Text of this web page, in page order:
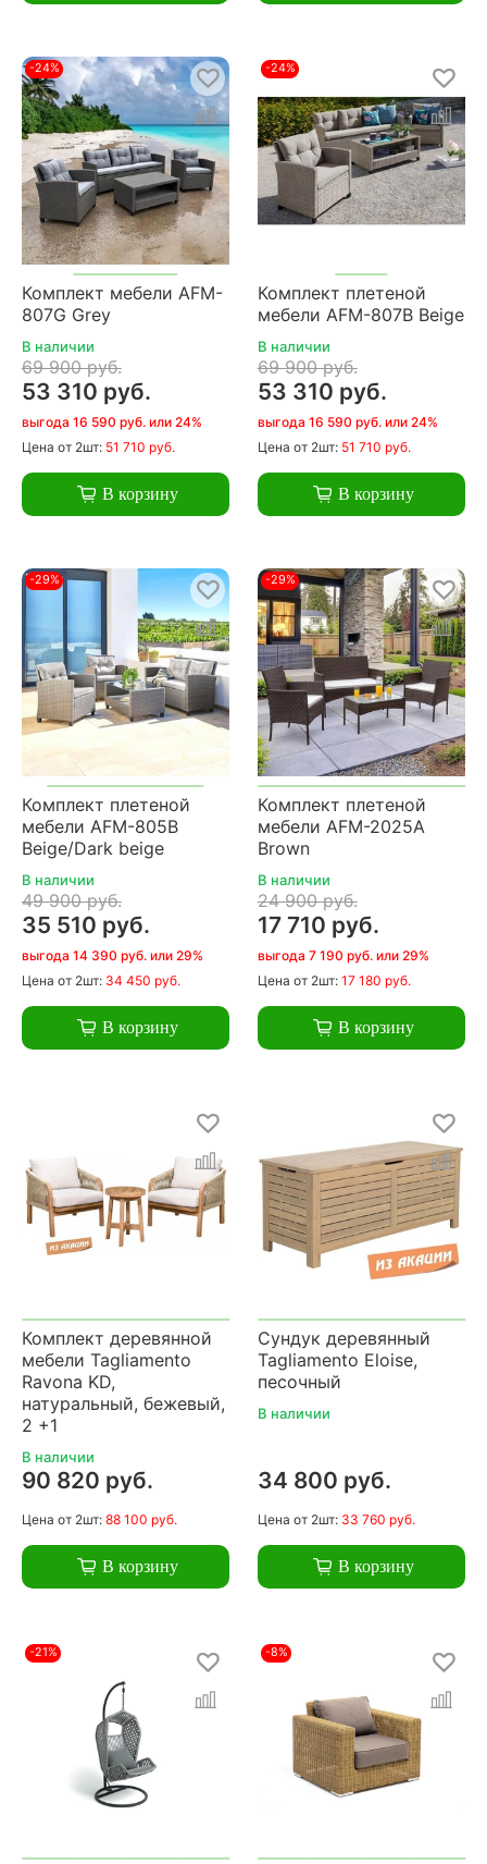
-24%
Комплект мебели AFM-
807G Grey
В наличии
69 900 руб.
53 310 руб.
выгода 16 590 руб. или 24%
Цена от 2шт: 51 710 руб.
В корзину
-24%
Комплект плетеной
мебели AFM-807B Beige
В наличии
69 900 руб.
53 310 руб.
выгода 16 590 руб. или 24%
Цена от 2шт: 51 710 руб.
В корзину
-29%
Комплект плетеной
мебели AFM-805B
Beige/Dark beige
В наличии
49 900 руб.
35 510 руб.
выгода 14 390 руб. или 29%
Цена от 2шт: 34 450 руб.
В корзину
-29%
Комплект плетеной
мебели AFM-2025A
Brown
В наличии
24 900 руб.
17 710 руб.
выгода 7 190 руб. или 29%
Цена от 2шт: 17 180 руб.
В корзину
Комплект деревянной
мебели Tagliamento
Ravona KD,
натуральный, бежевый,
2 +1
В наличии
90 820 руб.
Цена от 2шт: 88 100 руб.
В корзину
Сундук деревянный
Tagliamento Eloise,
песочный
В наличии
34 800 руб.
Цена от 2шт: 33 760 руб.
В корзину
-21% -8%